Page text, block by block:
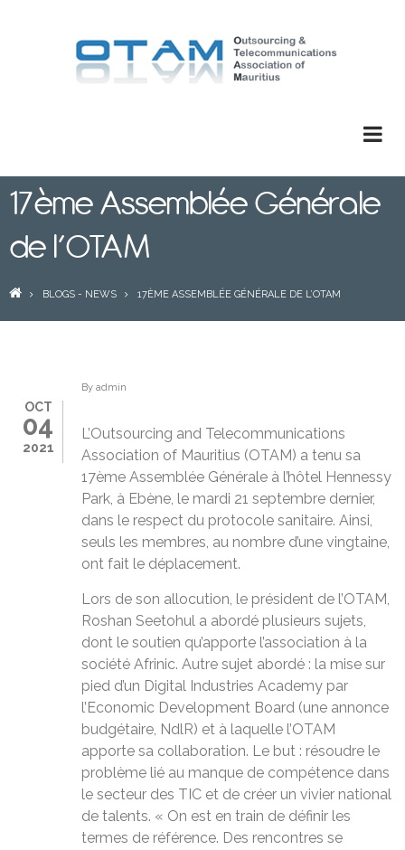
17ème Assemblée Générale
de l’OTAM
BLOGS - NEWS 17ÈME ASSEMBLÉE GÉNÉRALE DE L’OTAM
OCT
04
2021
By admin
L’Outsourcing and Telecommunications
Association of Mauritius (OTAM) a tenu sa
17ème Assemblée Générale à l’hôtel Hennessy
Park, à Ebène, le mardi 21 septembre dernier,
dans le respect du protocole sanitaire. Ainsi,
seuls les membres, au nombre d’une vingtaine,
ont fait le déplacement.
Lors de son allocution, le président de l’OTAM,
Roshan Seetohul a abordé plusieurs sujets,
dont le soutien qu’apporte l’association à la
société Afrinic. Autre sujet abordé : la mise sur
pied d’un Digital Industries Academy par
l’Economic Development Board (une annonce
budgétaire, NdlR) et à laquelle l’OTAM
apporte sa collaboration. Le but : résoudre le
problème lié au manque de compétence dans
le secteur des TIC et de créer un vivier national
de talents. « On est en train de définir les
termes de référence. Des rencontres se